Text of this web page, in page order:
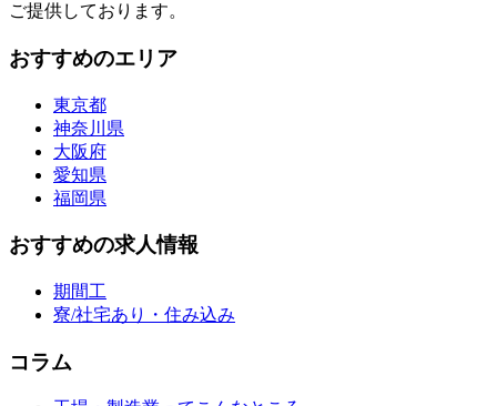
ご提供しております。
おすすめのエリア
東京都
神奈川県
大阪府
愛知県
福岡県
おすすめの求人情報
期間工
寮/社宅あり・住み込み
コラム